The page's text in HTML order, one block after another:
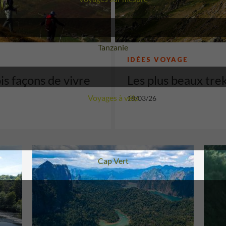
Voyage
Tanzanie
Voyage
Cap Vert
Voyages à vélo
façons de vivre
IDÉES VOYAGE
Les plus beaux
18/03/26